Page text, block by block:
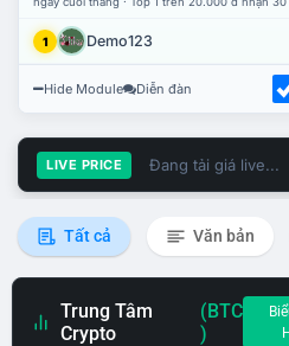
1 Demo123
Hide Module Diễn đàn
LIVE PRICE Đang tải giá live...
Tất cả Văn bản
Trung Tâm
Crypto
(BTC
)